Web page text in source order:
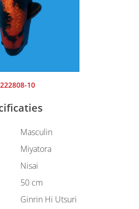
10
Masculin
Miyatora
Nisai
50 cm
Ginrin Hi Utsuri